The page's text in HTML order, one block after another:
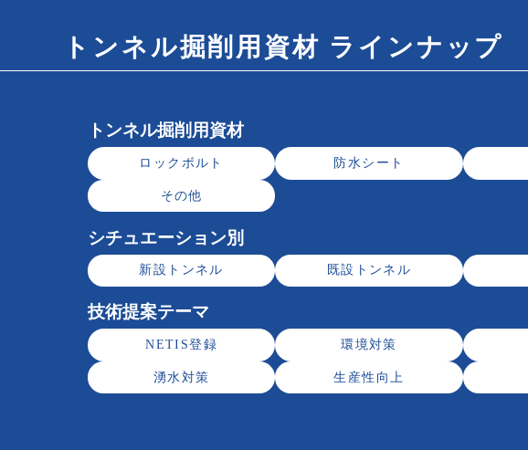
トンネル掘削用資材 ラインナップ
トンネル掘削用資材
ロックボルト 防水シート
その他
シチュエーション別
新設トンネル 既設トンネル
技術提案テーマ
NETIS登録 環境対策
湧水対策 生産性向上